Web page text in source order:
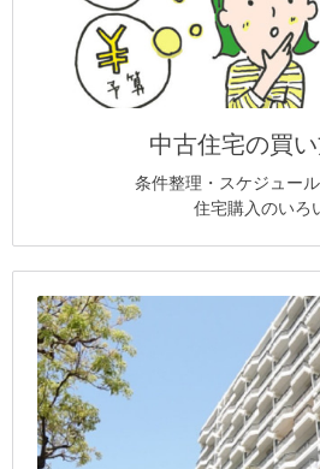
中古住宅の買
条件整理・スケジュー
住宅購入のいろ